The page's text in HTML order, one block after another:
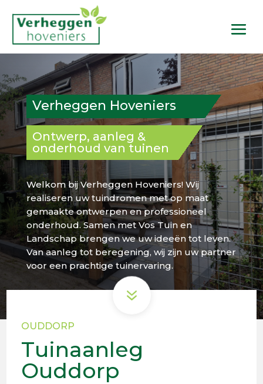
Verheggen Hoveniers
Ontwerp, aanleg &
onderhoud van tuinen
Welkom bij Verheggen Hoveniers! Wij
realiseren uw tuindromen met op maat
gemaakte ontwerpen en professioneel
onderhoud. Samen met Vos Tuin en
Landschap brengen we uw ideeën tot leven.
Van aanleg tot beregening, wij zijn uw partner
voor een prachtige tuinervaring.
7
OUDDORP
Tuinaanleg
Ouddorp